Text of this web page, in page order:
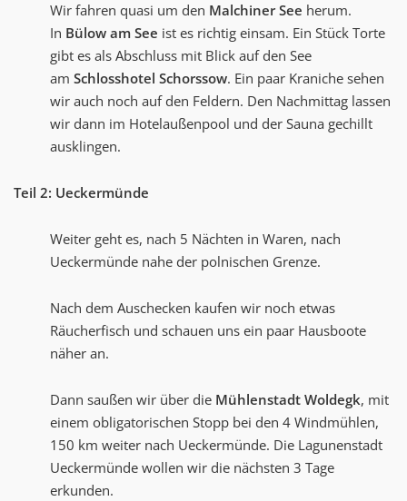
Wir fahren quasi um den Malchiner See herum.
In Bülow am See ist es richtig einsam. Ein Stück Torte
gibt es als Abschluss mit Blick auf den See
am Schlosshotel Schorssow. Ein paar Kraniche sehen
wir auch noch auf den Feldern. Den Nachmittag lassen
wir dann im Hotelaußenpool und der Sauna gechillt
ausklingen.
Teil 2: Ueckermünde
Weiter geht es, nach 5 Nächten in Waren, nach
Ueckermünde nahe der polnischen Grenze.
Nach dem Auschecken kaufen wir noch etwas
Räucherfisch und schauen uns ein paar Hausboote
näher an.
Dann saußen wir über die Mühlenstadt Woldegk, mit
einem obligatorischen Stopp bei den 4 Windmühlen,
150 km weiter nach Ueckermünde. Die Lagunenstadt
Ueckermünde wollen wir die nächsten 3 Tage
erkunden.